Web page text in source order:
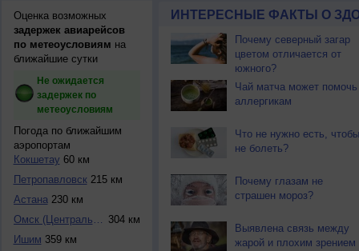
Оценка возможных
задержек авиарейсов
по метеоусловиям на
ближайшие сутки
Не ожидается
задержек по
метеоусловиям
Погода по ближайшим
аэропортам
Кокшетау 60 км
Петропавловск215 км
Астана230 км
Омск (Центральный... 304 км
Ишим 359 км
ИНТЕРЕСНЫЕ ФАКТЫ О
Почему северный загар
цветом отличается от
южного?
Чай матча может помочь
аллергикам
Что не нужно есть, чтобы
не болеть?
Почему глазам не
страшен мороз?
Выявлена связь между
жарой и плохим зрением